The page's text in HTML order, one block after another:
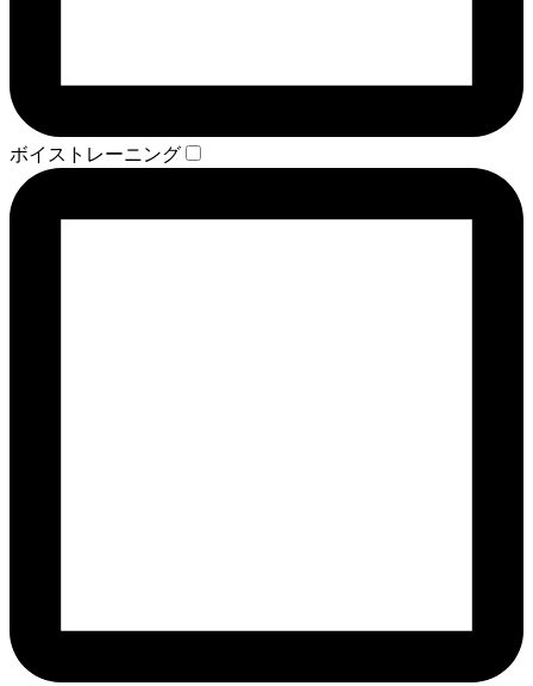
ボイストレーニング